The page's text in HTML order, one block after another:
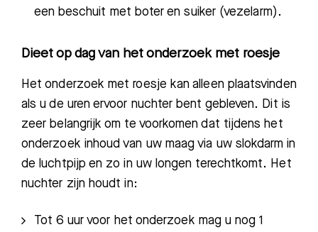
een beschuit met boter en suiker (vezelarm).
Dieet op dag van het onderzoek met roesje
Het onderzoek met roesje kan alleen plaatsvinden
als u de uren ervoor nuchter bent gebleven. Dit is
zeer belangrijk om te voorkomen dat tijdens het
onderzoek inhoud van uw maag via uw slokdarm in
de luchtpijp en zo in uw longen terechtkomt. Het
nuchter zijn houdt in:
Tot 6 uur voor het onderzoek mag u nog 1